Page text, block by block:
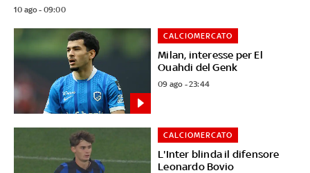
10 ago - 09:00
Milan, interesse per El
Ouahdi del Genk
CALCIOMERCATO
09 ago - 23:44
L'Inter blinda il difensore
Leonardo Bovio
CALCIOMERCATO